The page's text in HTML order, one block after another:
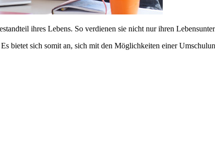
ihres Lebens. So verdienen sie nicht nur ihren
bietet sich somit an, sich mit den Möglichkeiten einer